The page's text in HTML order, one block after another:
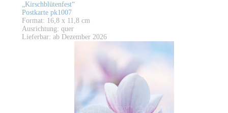
„Kirschblütenfest“
Postkarte pk1007
Format: 16,8 x 11,8 cm
Ausrichtung: quer
Lieferbar: ab Dezember 2026